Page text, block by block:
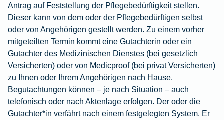
Antrag auf Feststellung der Pflegebedürftigkeit stellen.
Dieser kann von dem oder der Pflegebedürftigen selbst
oder von Angehörigen gestellt werden. Zu einem vorher
mitgeteilten Termin kommt eine Gutachterin oder ein
Gutachter des Medizinischen Dienstes (bei gesetzlich
Versicherten) oder von Medicproof (bei privat Versicherten)
zu Ihnen oder Ihrem Angehörigen nach Hause.
Begutachtungen können – je nach Situation – auch
telefonisch oder nach Aktenlage erfolgen. Der oder die
Gutachter*in verfährt nach einem festgelegten System. Er